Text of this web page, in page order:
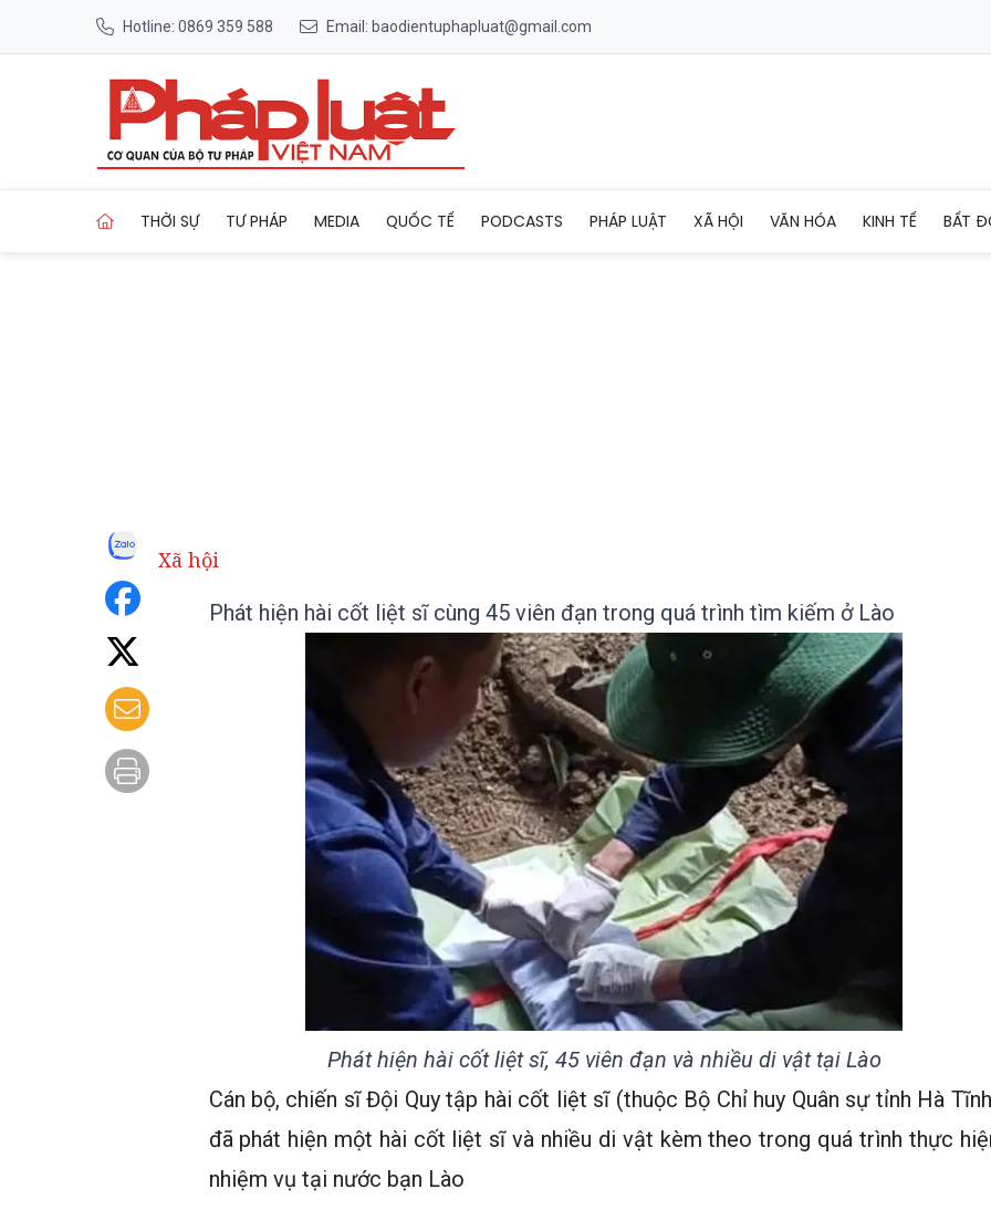
Hotline: 0869 359 588 Email: baodientuphapluat@gmail.com
THỜI SỰ TƯ PHÁP MEDIA QUỐC TẾ PODCASTS PHÁP LUẬT XÃ HỘI VĂN HÓA KINH TẾ BẤT
Xã hội
Phát hiện hài cốt liệt sĩ cùng 45 viên đạn trong quá trình tìm kiếm ở Lào
Phát hiện hài cốt liệt sĩ, 45 viên đạn và nhiều di vật tại Lào
Cán bộ, chiến sĩ Đội Quy tập hài cốt liệt sĩ (thuộc Bộ Chỉ huy Quân sự tỉnh Hà
đã phát hiện một hài cốt liệt sĩ và nhiều di vật kèm theo trong quá trình thực
nhiệm vụ tại nước bạn Lào